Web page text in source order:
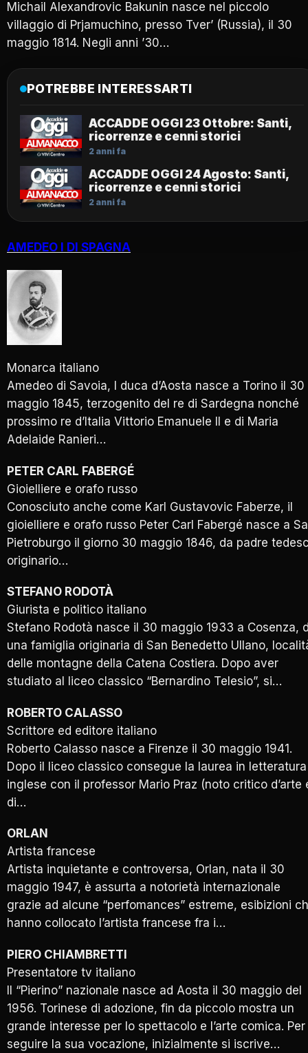
Michail Alexandrovic Bakunin nasce nel piccolo
villaggio di Prjamuchino, presso Tver’ (Russia), il 30
maggio 1814. Negli anni ’30…
POTREBBE INTERESSARTI
ACCADDE OGGI 23 Ottobre: Santi,
ricorrenze e cenni storici
2 anni fa
ACCADDE OGGI 24 Agosto: Santi,
ricorrenze e cenni storici
2 anni fa
AMEDEO I DI SPAGNA
Monarca italiano
Amedeo di Savoia, I duca d’Aosta nasce a Torino il 30
maggio 1845, terzogenito del re di Sardegna nonché
prossimo re d’Italia Vittorio Emanuele II e di Maria
Adelaide Ranieri…
PETER CARL FABERGÉ
Gioielliere e orafo russo
Conosciuto anche come Karl Gustavovic Faberze, il
gioielliere e orafo russo Peter Carl Fabergé nasce a
Pietroburgo il giorno 30 maggio 1846, da padre
originario…
STEFANO RODOTÀ
Giurista e politico italiano
Stefano Rodotà nasce il 30 maggio 1933 a Cosenza,
una famiglia originaria di San Benedetto Ullano,
delle montagne della Catena Costiera. Dopo aver
studiato al liceo classico “Bernardino Telesio”, si…
ROBERTO CALASSO
Scrittore ed editore italiano
Roberto Calasso nasce a Firenze il 30 maggio 1941.
Dopo il liceo classico consegue la laurea in letteratura
inglese con il professor Mario Praz (noto critico d’arte
di…
ORLAN
Artista francese
Artista inquietante e controversa, Orlan, nata il 30
maggio 1947, è assurta a notorietà internazionale
grazie ad alcune “perfomances” estreme, esibizioni
hanno collocato l’artista francese fra i…
PIERO CHIAMBRETTI
Presentatore tv italiano
Il “Pierino” nazionale nasce ad Aosta il 30 maggio del
1956. Torinese di adozione, fin da piccolo mostra un
grande interesse per lo spettacolo e l’arte comica. Per
seguire la sua vocazione, inizialmente si iscrive…